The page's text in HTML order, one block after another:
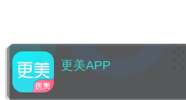
更美APP